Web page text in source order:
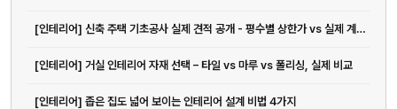
[인테리어] 신축 주택 기초공사 실제 견적 공개 - 평수별 상한가 vs 실제 계약가 비교분석
[인테리어] 거실 인테리어 자재 선택 – 타일 vs 마루 vs 폴리싱, 실제 비교
[인테리어] 좁은 집도 넓어 보이는 인테리어 설계 비법 4가지